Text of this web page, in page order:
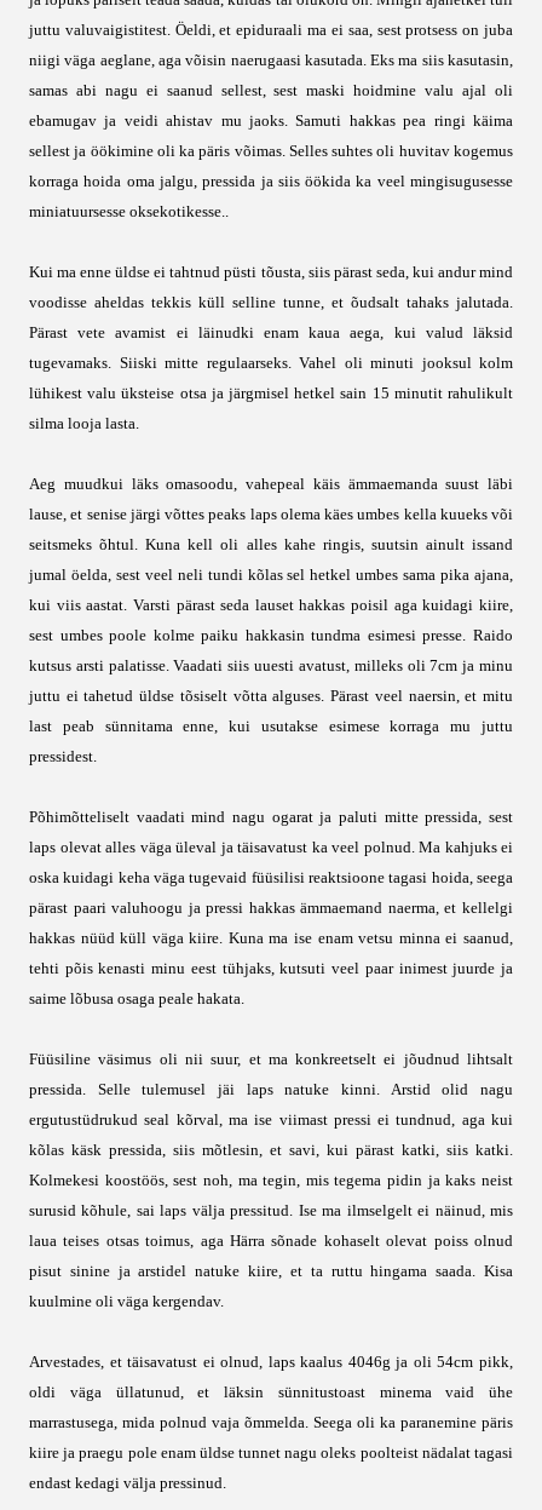
juttu valuvaigistitest. Öeldi, et epiduraali ma ei saa, sest protsess on juba
niigi väga aeglane, aga võisin naerugaasi kasutada. Eks ma siis kasutasin,
samas abi nagu ei saanud sellest, sest maski hoidmine valu ajal oli
ebamugav ja veidi ahistav mu jaoks. Samuti hakkas pea ringi käima
sellest ja öökimine oli ka päris võimas. Selles suhtes oli huvitav kogemus
korraga hoida oma jalgu, pressida ja siis öökida ka veel mingisugusesse
miniatuursesse oksekotikesse..
Kui ma enne üldse ei tahtnud püsti tõusta, siis pärast seda, kui andur mind
voodisse aheldas tekkis küll selline tunne, et õudsalt tahaks jalutada.
Pärast vete avamist ei läinudki enam kaua aega, kui valud läksid
tugevamaks. Siiski mitte regulaarseks. Vahel oli minuti jooksul kolm
lühikest valu üksteise otsa ja järgmisel hetkel sain 15 minutit rahulikult
silma looja lasta.
Aeg muudkui läks omasoodu, vahepeal käis ämmaemanda suust läbi
lause, et senise järgi võttes peaks laps olema käes umbes kella kuueks või
seitsmeks õhtul. Kuna kell oli alles kahe ringis, suutsin ainult issand
jumal öelda, sest veel neli tundi kõlas sel hetkel umbes sama pika ajana,
kui viis aastat. Varsti pärast seda lauset hakkas poisil aga kuidagi kiire,
sest umbes poole kolme paiku hakkasin tundma esimesi presse. Raido
kutsus arsti palatisse. Vaadati siis uuesti avatust, milleks oli 7cm ja minu
juttu ei tahetud üldse tõsiselt võtta alguses. Pärast veel naersin, et mitu
last peab sünnitama enne, kui usutakse esimese korraga mu juttu
pressidest.
Põhimõtteliselt vaadati mind nagu ogarat ja paluti mitte pressida, sest
laps olevat alles väga üleval ja täisavatust ka veel polnud. Ma kahjuks ei
oska kuidagi keha väga tugevaid füüsilisi reaktsioone tagasi hoida, seega
pärast paari valuhoogu ja pressi hakkas ämmaemand naerma, et kellelgi
hakkas nüüd küll väga kiire. Kuna ma ise enam vetsu minna ei saanud,
tehti põis kenasti minu eest tühjaks, kutsuti veel paar inimest juurde ja
saime lõbusa osaga peale hakata.
Füüsiline väsimus oli nii suur, et ma konkreetselt ei jõudnud lihtsalt
pressida. Selle tulemusel jäi laps natuke kinni. Arstid olid nagu
ergutustüdrukud seal kõrval, ma ise viimast pressi ei tundnud, aga kui
kõlas käsk pressida, siis mõtlesin, et savi, kui pärast katki, siis katki.
Kolmekesi koostöös, sest noh, ma tegin, mis tegema pidin ja kaks neist
surusid kõhule, sai laps välja pressitud. Ise ma ilmselgelt ei näinud, mis
laua teises otsas toimus, aga Härra sõnade kohaselt olevat poiss olnud
pisut sinine ja arstidel natuke kiire, et ta ruttu hingama saada. Kisa
kuulmine oli väga kergendav.
Arvestades, et täisavatust ei olnud, laps kaalus 4046g ja oli 54cm pikk,
oldi väga üllatunud, et läksin sünnitustoast minema vaid ühe
marrastusega, mida polnud vaja õmmelda. Seega oli ka paranemine päris
kiire ja praegu pole enam üldse tunnet nagu oleks poolteist nädalat tagasi
endast kedagi välja pressinud.